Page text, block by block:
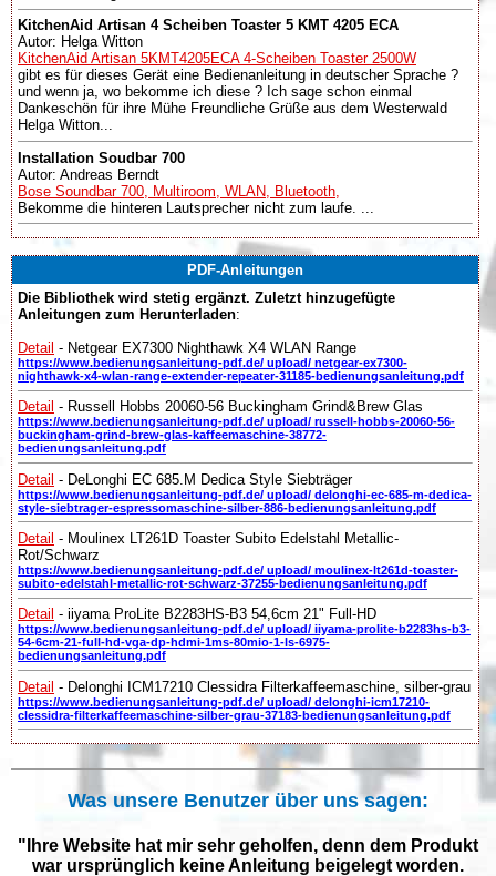
KitchenAid Artisan 4 Scheiben Toaster 5 KMT 4205 ECA
Autor: Helga Witton
KitchenAid Artisan 5KMT4205ECA 4-Scheiben Toaster 2500W
gibt es für dieses Gerät eine Bedienanleitung in deutscher Sprache ?
und wenn ja, wo bekomme ich diese ? Ich sage schon einmal
Dankeschön für ihre Mühe Freundliche Grüße aus dem Westerwald
Helga Witton...
Installation Soudbar 700
Autor: Andreas Berndt
Bose Soundbar 700, Multiroom, WLAN, Bluetooth,
Bekomme die hinteren Lautsprecher nicht zum laufe. ...
PDF-Anleitungen
Die Bibliothek wird stetig ergänzt. Zuletzt hinzugefügte
Anleitungen zum Herunterladen:
Detail - Netgear EX7300 Nighthawk X4 WLAN Range
https://www.bedienungsanleitung-pdf.de/ upload/ netgear-ex7300-
nighthawk-x4-wlan-range-extender-repeater-31185-bedienungsanleitung.pdf
Detail - Russell Hobbs 20060-56 Buckingham Grind&Brew Glas
https://www.bedienungsanleitung-pdf.de/ upload/ russell-hobbs-20060-56-
buckingham-grind-brew-glas-kaffeemaschine-38772-
bedienungsanleitung.pdf
Detail - DeLonghi EC 685.M Dedica Style Siebträger
https://www.bedienungsanleitung-pdf.de/ upload/ delonghi-ec-685-m-dedica-
style-siebtrager-espressomaschine-silber-886-bedienungsanleitung.pdf
Detail - Moulinex LT261D Toaster Subito Edelstahl Metallic-
Rot/Schwarz
https://www.bedienungsanleitung-pdf.de/ upload/ moulinex-lt261d-toaster-
subito-edelstahl-metallic-rot-schwarz-37255-bedienungsanleitung.pdf
Detail - iiyama ProLite B2283HS-B3 54,6cm 21" Full-HD
https://www.bedienungsanleitung-pdf.de/ upload/ iiyama-prolite-b2283hs-b3-
54-6cm-21-full-hd-vga-dp-hdmi-1ms-80mio-1-ls-6975-
bedienungsanleitung.pdf
Detail - Delonghi ICM17210 Clessidra Filterkaffeemaschine, silber-grau
https://www.bedienungsanleitung-pdf.de/ upload/ delonghi-icm17210-
clessidra-filterkaffeemaschine-silber-grau-37183-bedienungsanleitung.pdf
Was unsere Benutzer über uns sagen:
"Ihre Website hat mir sehr geholfen, denn dem Produkt
war ursprünglich keine Anleitung beigelegt worden.